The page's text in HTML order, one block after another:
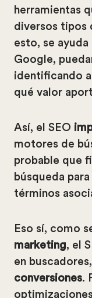
herramientas
diversos tipos
esto, se
Google,
identificando
qué valor
Así, el SEO
motores de
probable que
búsqueda para
términos
Eso sí, como
marketing, el
en
conversiones.